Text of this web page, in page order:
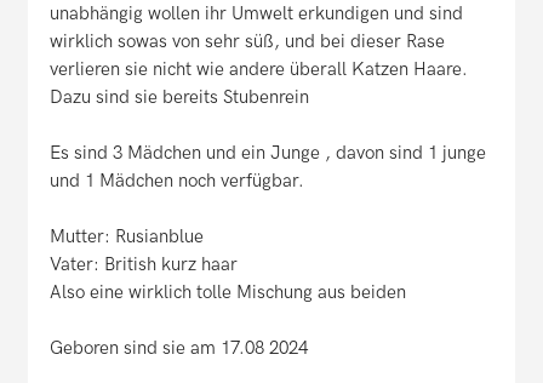
unabhängig wollen ihr Umwelt erkundigen und sind
wirklich sowas von sehr süß, und bei dieser Rase
verlieren sie nicht wie andere überall Katzen Haare.
Dazu sind sie bereits Stubenrein
Es sind 3 Mädchen und ein Junge , davon sind 1 junge
und 1 Mädchen noch verfügbar.
Mutter: Rusianblue
Vater: British kurz haar
Also eine wirklich tolle Mischung aus beiden
Geboren sind sie am 17.08 2024